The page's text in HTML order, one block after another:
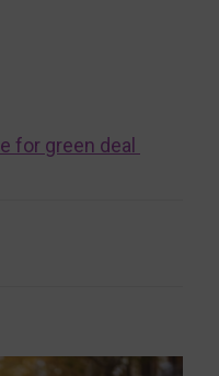
for green deal